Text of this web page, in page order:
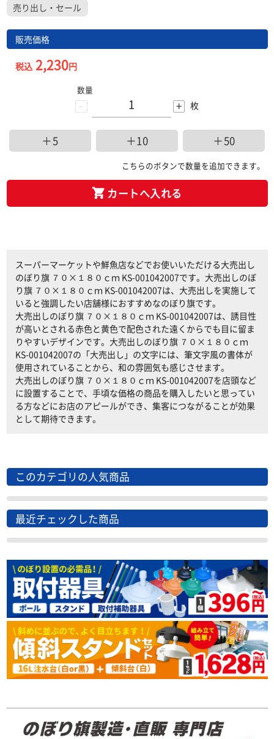
売り出し・セール
販売価格
税込2,230円
-
数量
+ 枚
＋5 ＋10 ＋50
こちらのボタンで数量を追加できます。
カートへ入れる
スーパーマーケットや鮮魚店などでお使いいただける大売出し
のぼり旗 ７０×１８０ｃｍ KS-001042007です。大売出しのぼ
り旗 ７０×１８０ｃｍ KS-001042007は、大売出しを実施して
いると強調したい店舗様におすすめなのぼり旗です。
大売出しのぼり旗 ７０×１８０ｃｍ KS-001042007は、誘目性
が高いとされる赤色と黄色で配色された遠くからでも目に留ま
りやすいデザインです。大売出しのぼり旗 ７０×１８０ｃｍ
KS-001042007の「大売出し」の文字には、筆文字風の書体が
使用されていることから、和の雰囲気も感じさせます。
大売出しのぼり旗 ７０×１８０ｃｍ KS-001042007を店頭など
に設置することで、手頃な価格の商品を購入したいと思ってい
る方などにお店のアピールができ、集客につながることが効果
として期待できます。
このカテゴリの人気商品
最近チェックした商品